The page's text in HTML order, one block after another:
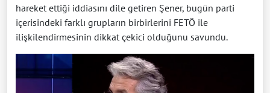
hareket ettiği iddiasını dile getiren Şener, bugün parti
içerisindeki farklı grupların birbirlerini FETÖ ile
ilişkilendirmesinin dikkat çekici olduğunu savundu.